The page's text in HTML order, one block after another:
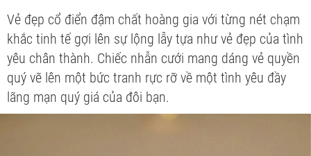
Vẻ đẹp cổ điển đậm chất hoàng gia với từng nét chạm
khắc tinh tế gợi lên sự lộng lẫy tựa như vẻ đẹp của tình
yêu chân thành. Chiếc nhẫn cưới mang dáng vẻ quyền
quý vẽ lên một bức tranh rực rỡ về một tình yêu đầy
lãng mạn quý giá của đôi bạn.